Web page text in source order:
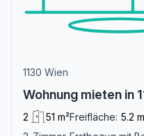
1130 Wien
Wohnung mieten in
2 51 m²Freifläche: 5.2